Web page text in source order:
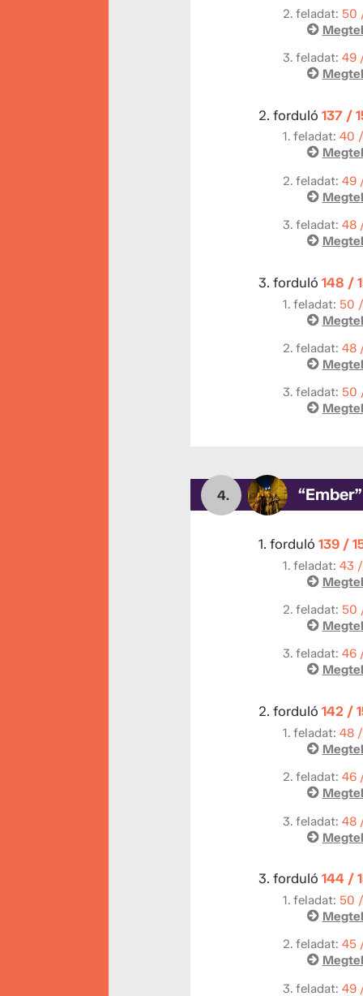
2. feladat: 50
3. feladat: 49
2. forduló 137 /
1. feladat: 40
2. feladat: 49
3. feladat: 48
3. forduló 148 /
1. feladat: 50
2. feladat: 48
3. feladat: 50
4.
1. forduló 139 /
1. feladat: 43
2. feladat: 50
3. feladat: 46
2. forduló 142 /
1. feladat: 48
2. feladat: 46
3. feladat: 48
3. forduló 144 /
1. feladat: 50
2. feladat: 45
3. feladat: 49